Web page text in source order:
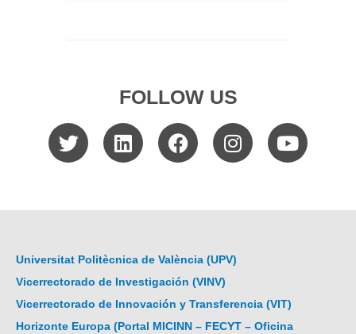
FOLLOW US
Universitat Politècnica de València (UPV)
Vicerrectorado de Investigación (VINV)
Vicerrectorado de Innovación y Transferencia (VIT)
Horizonte Europa (Portal MICINN – FECYT – Oficina